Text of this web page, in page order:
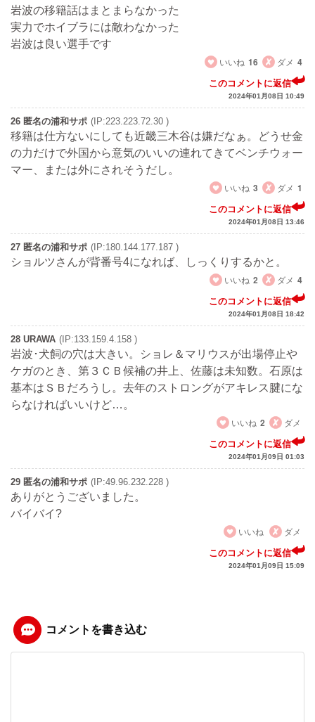
岩波の移籍話はまとまらなかった
実力でホイブラには敵わなかった
岩波は良い選手です
いいね 16 ダメ 4
このコメントに返信
2024年01月08日 10:49
26 匿名の浦和サポ (IP:223.223.72.30 )
移籍は仕方ないにしても近畿三木谷は嫌だなぁ。どうせ金
の力だけで外国から意気のいいの連れてきてベンチウォー
マー、または外にされそうだし。
いいね 3 ダメ 1
このコメントに返信
2024年01月08日 13:46
27 匿名の浦和サポ (IP:180.144.177.187 )
ショルツさんが背番号4になれば、しっくりするかと。
いいね 2 ダメ 4
このコメントに返信
2024年01月08日 18:42
28 URAWA (IP:133.159.4.158 )
岩波･犬飼の穴は大きい。ショレ＆マリウスが出場停止や
ケガのとき、第３ＣＢ候補の井上、佐藤は未知数。石原は
基本はＳＢだろうし。去年のストロングがアキレス腱にな
らなければいいけど…。
いいね 2 ダメ
このコメントに返信
2024年01月09日 01:03
29 匿名の浦和サポ (IP:49.96.232.228 )
ありがとうございました。
バイバイ?
いいね
ダメ
このコメントに返信
2024年01月09日 15:09
コメントを書き込む